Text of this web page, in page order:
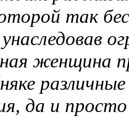
так
женщина
да и